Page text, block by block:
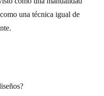
una técnica igual de